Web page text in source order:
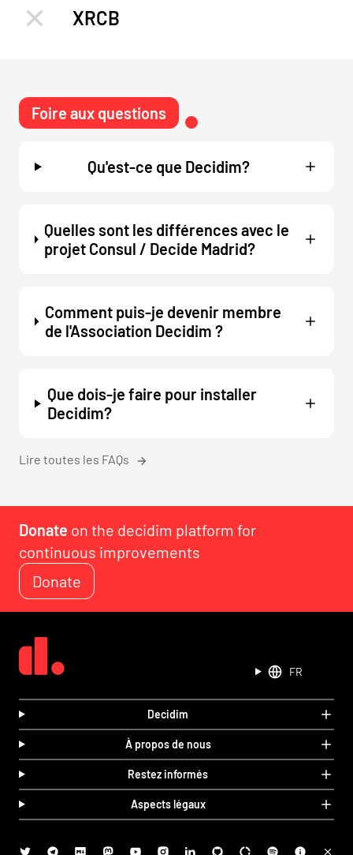
XRCB
Foire aux questions
Qu'est-ce que Decidim?
Quelles sont les différences avec le
projet Consul / Decide Madrid?
Comment puis-je devenir membre
de l'Association Decidim ?
Que dois-je faire pour installer
Decidim?
Lire toutes les FAQs
Donate on the decidim platform for
continuous improvements
Donate
FR
Decidim
À propos de nous
Restez informés
Aspects légaux